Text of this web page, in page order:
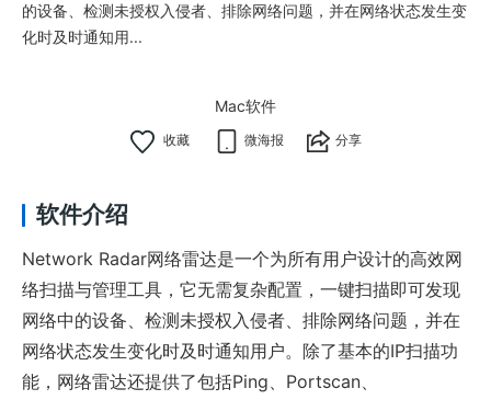
的设备、检测未授权入侵者、排除网络问题，并在网络状态发生变
化时及时通知用...
Mac软件
微海报 分享
软件介绍
Network Radar网络雷达是一个为所有用户设计的高效网
络扫描与管理工具，它无需复杂配置，一键扫描即可发现
网络中的设备、检测未授权入侵者、排除网络问题，并在
网络状态发生变化时及时通知用户。除了基本的IP扫描功
能，网络雷达还提供了包括Ping、Portscan、